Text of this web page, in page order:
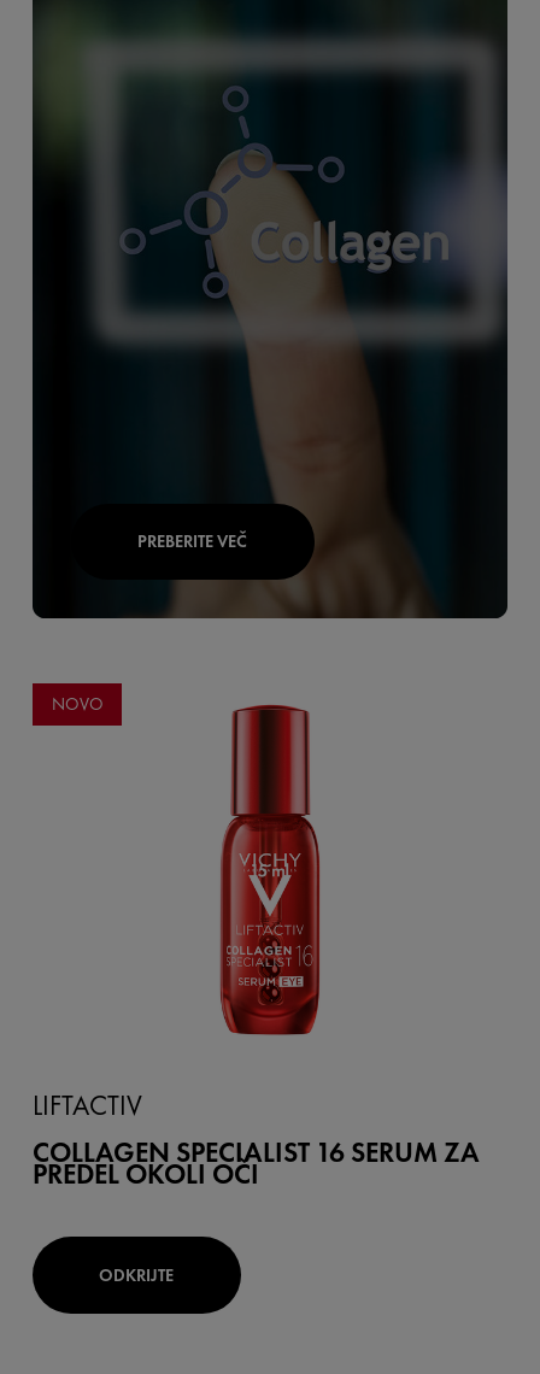
PREBERITE VEČ
NOVO
LIFTACTIV
COLLAGEN SPECIALIST 16 SERUM ZA
PREDEL OKOLI OČI
ODKRIJTE